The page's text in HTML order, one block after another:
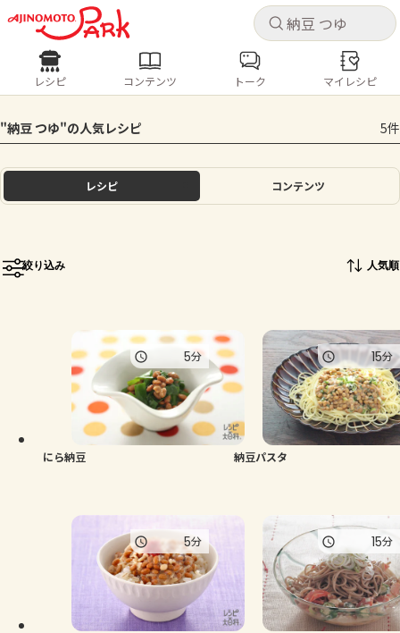
キャ
ログインするとレシピを保存できます
ログイン
ホーム
トーク
よくあるお問い合わせ
キャ
レシピ コンテンツ
人気の食材・レシピ
きゅうり なす トマト とうもろこし
ピーマン
レシピ コンテンツ トーク マイレシピ
"納豆 つゆ"の人気レシピ 5件
レシピ コンテンツ
絞り込み 人気順
にら納豆
5分
納豆パスタ
15分
5分 15分